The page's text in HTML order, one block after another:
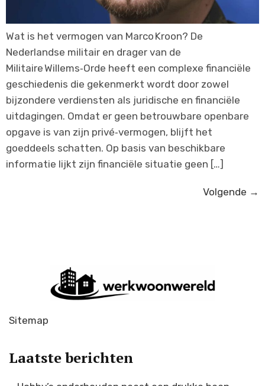
Wat is het vermogen van Marco Kroon? De
Nederlandse militair en drager van de
Militaire Willems‑Orde heeft een complexe financiële
geschiedenis die gekenmerkt wordt door zowel
bijzondere verdiensten als juridische en financiële
uitdagingen. Omdat er geen betrouwbare openbare
opgave is van zijn privé‑vermogen, blijft het
goeddeels schatten. Op basis van beschikbare
informatie lijkt zijn financiële situatie geen […]
Volgende →
Sitemap
Laatste berichten